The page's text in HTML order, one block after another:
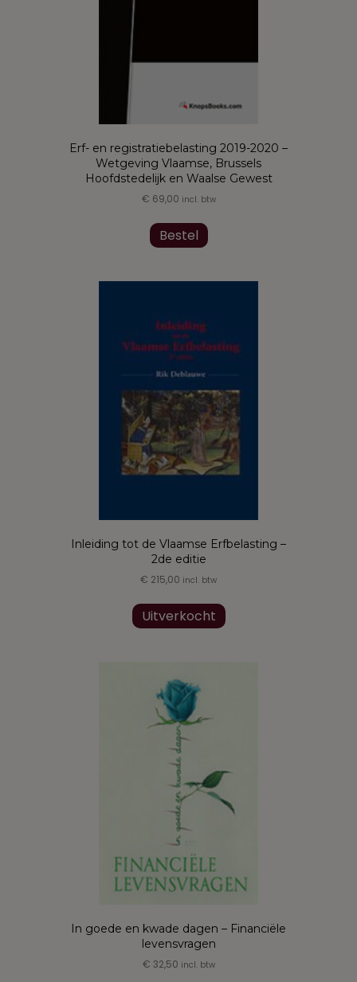
Erf- en registratiebelasting 2019-2020 –
Wetgeving Vlaamse, Brussels
Hoofdstedelijk en Waalse Gewest
€ 69,00 incl. btw
Bestel product
variaties.
gekozen
de
productpagina
Inleiding tot de Vlaamse Erfbelasting –
2de editie
€ 215,00 incl. btw
Uitverkocht
In goede en kwade dagen – Financiële
levensvragen
€ 32,50 incl. btw